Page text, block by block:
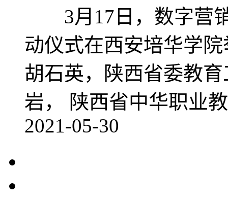
3月17日，数字营销
动仪式在西安培华学
胡石英，陕西省委教
岩， 陕西省中华职业
2021-05-30